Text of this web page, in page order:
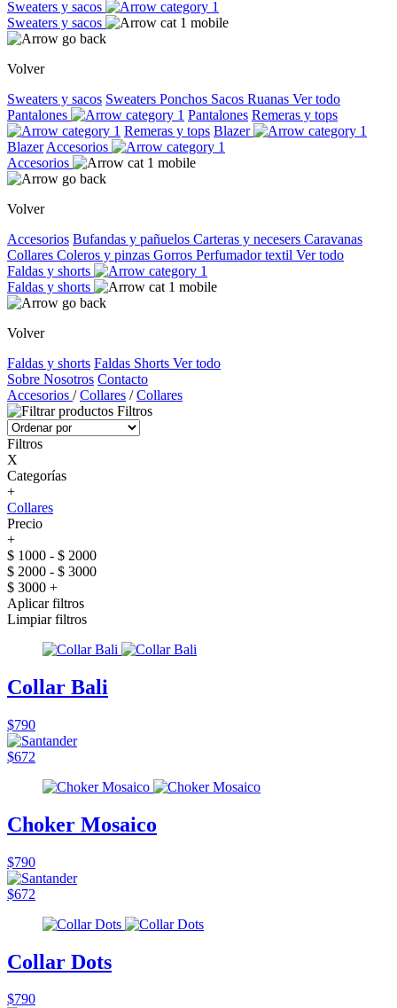
Sweaters y sacos
Sweaters y sacos
Volver
Sweaters y sacos Sweaters Ponchos Sacos Ruanas Ver todo
Pantalones
Pantalones Remeras y tops
Remeras y tops Blazer
Blazer Accesorios
Accesorios
Volver
Accesorios Bufandas y pañuelos Carteras y necesers Caravanas
Collares Coleros y pinzas Gorros Perfumador textil Ver todo
Faldas y shorts
Faldas y shorts
Volver
Faldas y shorts Faldas Shorts Ver todo
Sobre Nosotros Contacto
Accesorios /Collares /Collares
Filtros
Filtros
X
Categorías
+
Collares
Precio
+
$ 1000 - $ 2000
$ 2000 - $ 3000
$ 3000 +
Aplicar filtros
Limpiar filtros
Collar Bali
$790
$672
Choker Mosaico
$790
$672
Collar Dots
$790